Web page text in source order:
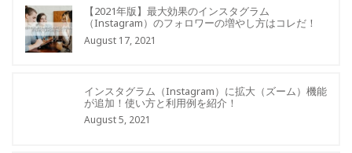
【2021年版】最大効果のインスタグラム
（Instagram）のフォロワーの増やし方はコレだ！
August 17, 2021
インスタグラム（Instagram）に拡大（ズーム）機能
が追加！使い方と利用例を紹介！
August 5, 2021